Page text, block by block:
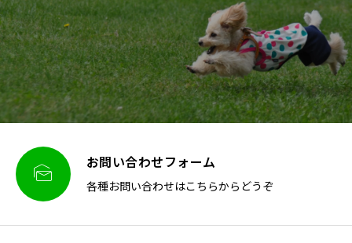
 お問い合わせフォーム
各種お問い合わせはこちらからどうぞ